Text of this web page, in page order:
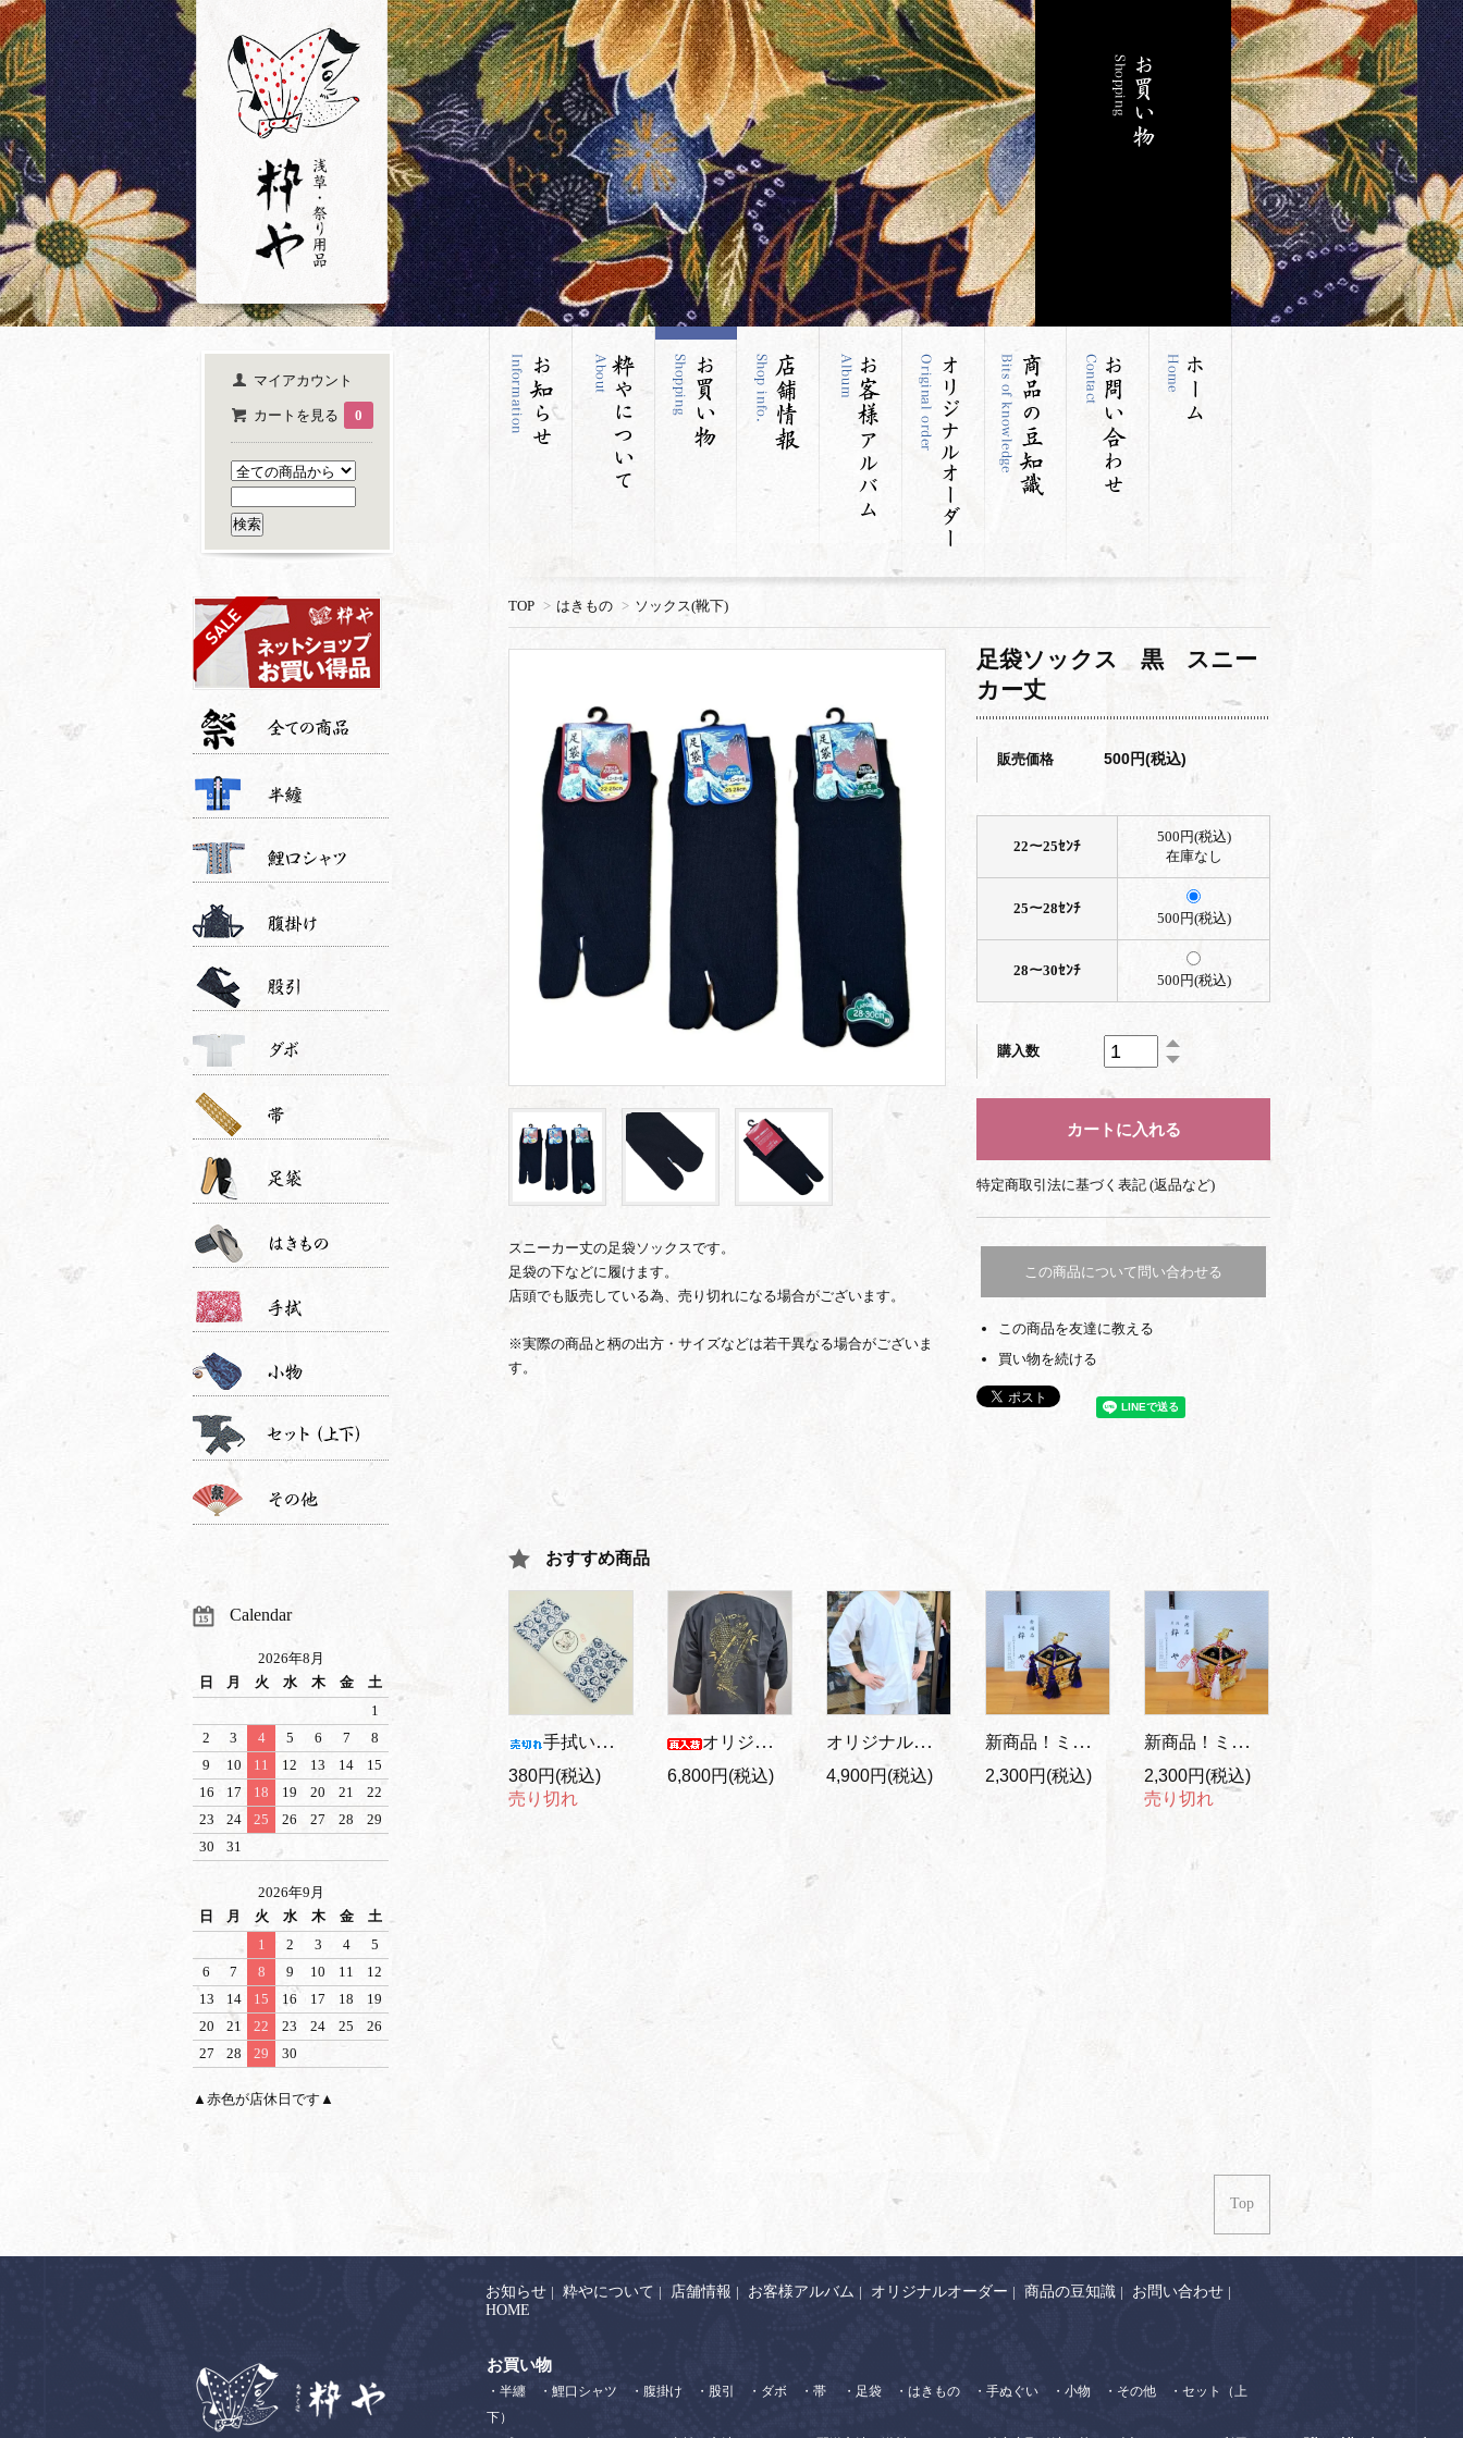
マイアカウント
カートを見る 0
TOP > はきもの > ソックス(靴下)
足袋ソックス 黒 スニー
カー丈
販売価格 500円(税込)
スニーカー丈の足袋ソックスです。
足袋の下などに履けます。
店頭でも販売している為、売り切れになる場合がございます。
※実際の商品と柄の出方・サイズなどは若干異なる場合がございま
す。
22～25ｾﾝﾁ
500円(税込)
在庫なし
25～28ｾﾝﾁ
500円(税込)
28～30ｾﾝﾁ
500円(税込)
購入数
特定商取引法に基づく表記 (返品など)
この商品について問い合わせる
この商品を友達に教える
買い物を続ける
おすすめ商品
手拭い おかめとひょっとこ
380円(税込)
売り切れ
オリジナル バックプリント/大人用 鯉口シャツ 金鯉/黒地
6,800円(税込)
オリジナル大人用 鯉口シャツ 白
4,900円(税込)
新商品！ミニ神輿 置物/紫紐
2,300円(税込)
新商品！ミニ神輿 置物/紅白紐
2,300円(税込)
売り切れ
Calendar
2026年8月
日
月 火 水 木 金
土
1
2
3 4 5 6 7
8
9
10 11 12 13 14
15
16
17 18 19 20 21
22
23
24 25 26 27 28
29
30
31
2026年9月
日
月 火 水 木 金
土
1
2 3 4
5
6
7 8 9 10 11
12
13
14 15 16 17 18
19
20
21 22 23 24 25
26
27
28 29 30
▲赤色が店休日です▲
Top
お知らせ | 粋やについて | 店舗情報 | お客様アルバム | オリジナルオーダー | 商品の豆知識 | お問い合わせ |
HOME
お買い物
・半纏 ・鯉口シャツ ・腹掛け ・股引 ・ダボ ・帯 ・足袋 ・はきもの ・手ぬぐい ・小物 ・その他
・セット（上
下）